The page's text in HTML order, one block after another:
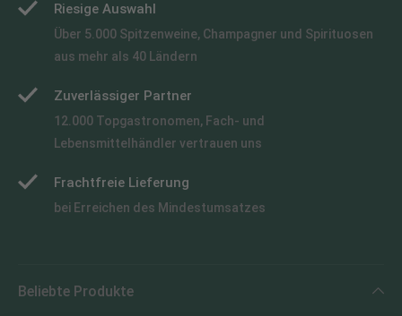
Riesige Auswahl
Über 5.000 Spitzenweine, Champagner und Spirituosen
aus mehr als 40 Ländern
Zuverlässiger Partner
12.000 Topgastronomen, Fach- und
Lebensmittelhändler vertrauen uns
Frachtfreie Lieferung
bei Erreichen des Mindestumsatzes
Beliebte Produkte